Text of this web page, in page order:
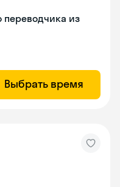
переводчика из
Выбрать время